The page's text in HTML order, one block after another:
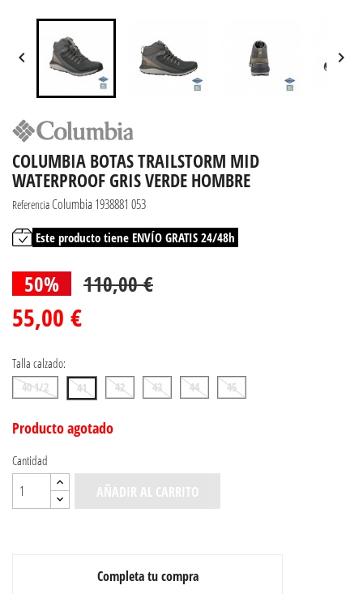
 
COLUMBIA BOTAS TRAILSTORM MID
WATERPROOF GRIS VERDE HOMBRE
Referencia Columbia 1938881 053
Este producto tiene ENVÍO GRATIS 24/48h
50% 110,00 €
55,00 €
Talla calzado:
40 1/2 41 42 43 44 45
Producto agotado
Cantidad
AÑADIR AL CARRITO
Completa tu compra